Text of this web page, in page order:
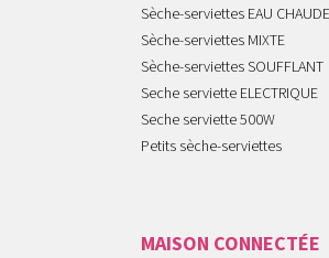
Sèche-serviettes EAU CHAUDE
Sèche-serviettes MIXTE
Sèche-serviettes SOUFFLANT
Seche serviette ELECTRIQUE
Seche serviette 500W
Petits sèche-serviettes
MAISON CONNECTÉE